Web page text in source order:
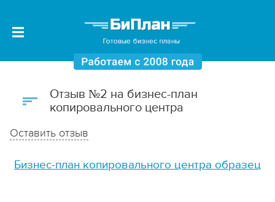
Отзыв №2 на бизнес-план
копировального центра
Оставить отзыв
Бизнес-план копировального центра образец